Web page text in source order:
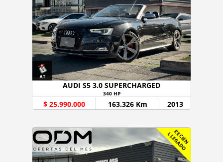
AUDI S5 3.0 SUPERCHARGED
340 HP
$ 25.990.000 163.326 Km 2013
R
E
C
I
É
N
L
L
E
G
A
D
O